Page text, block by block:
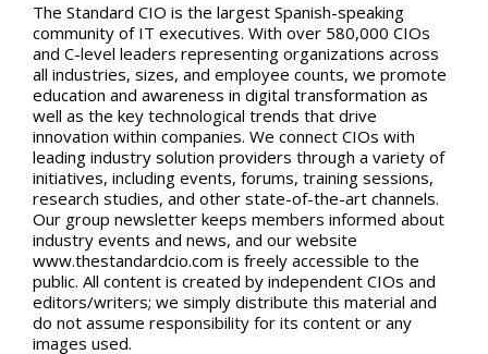
The Standard CIO is the largest Spanish-speaking
community of IT executives. With over 580,000 CIOs
and C-level leaders representing organizations across
all industries, sizes, and employee counts, we promote
education and awareness in digital transformation as
well as the key technological trends that drive
innovation within companies. We connect CIOs with
leading industry solution providers through a variety of
initiatives, including events, forums, training sessions,
research studies, and other state-of-the-art channels.
Our group newsletter keeps members informed about
industry events and news, and our website
www.thestandardcio.com is freely accessible to the
public. All content is created by independent CIOs and
editors/writers; we simply distribute this material and
do not assume responsibility for its content or any
images used.